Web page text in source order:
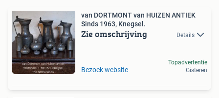
van DORTMONT van HUIZEN ANTIEK
Sinds 1963, Knegsel.
Zie omschrijving Details
Bezoek website
Topadvertentie
Gisteren